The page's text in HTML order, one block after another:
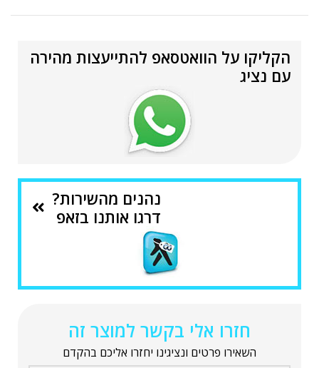
הקליקו על הוואטסאפ להתייעצות מהירה
עם נציג
נהנים מהשירות?
דרגו אותנו בזאפ
חזרו אלי בקשר למוצר זה
השאירו פרטים ונציגינו יחזרו אליכם בהקדם